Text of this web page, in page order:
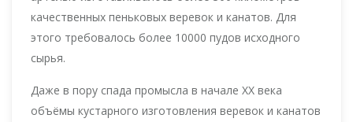
качественных пеньковых веревок и канатов. Для
этого требовалось более 10000 пудов исходного
сырья.
Даже в пору спада промысла в начале XX века
объёмы кустарного изготовления веревок и канатов